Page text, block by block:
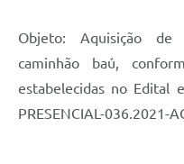
Objeto: Aquisição
caminhão baú,
estabelecidas no Edital e
PRESENCIAL-036.2021-